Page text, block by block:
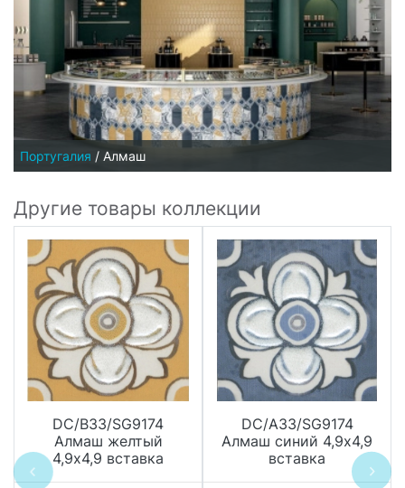
Португалия / Алмаш
Другие товары коллекции
DC/B33/SG9174
Алмаш желтый
4,9х4,9 вставка
DC/A33/SG9174
Алмаш синий 4,9х4,9
вставка